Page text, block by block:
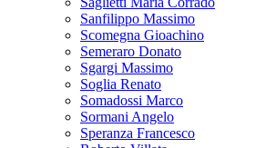
Sanfilippo Massimo
Scomegna Gioachino
Semeraro Donato
Sgargi Massimo
Soglia Renato
Somadossi Marco
Sormani Angelo
Speranza Francesco